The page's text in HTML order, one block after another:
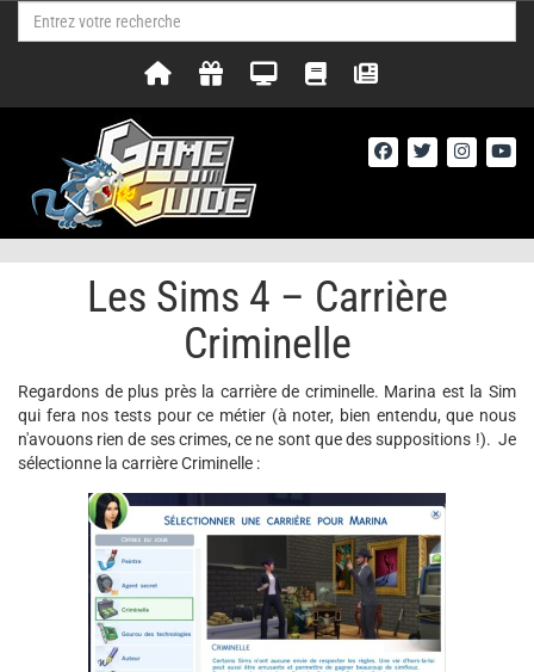
Les Sims 4 – Carrière
Criminelle
Regardons de plus près la carrière de criminelle. Marina est la Sim
qui fera nos tests pour ce métier (à noter, bien entendu, que nous
n'avouons rien de ses crimes, ce ne sont que des suppositions !). Je
sélectionne la carrière Criminelle :